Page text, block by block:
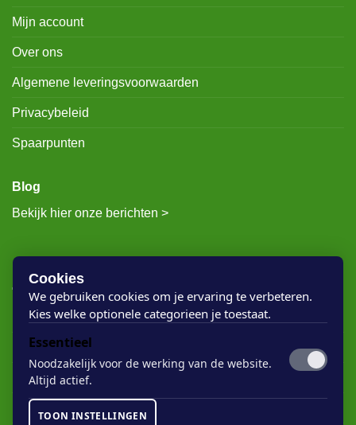
Mijn account
Over ons
Algemene leveringsvoorwaarden
Privacybeleid
Spaarpunten
Blog
Bekijk hier onze berichten >
Rigostep Skylt
Rubio Monocoat Oil Plus 2c
Houten vloer lak
Floorservice Onderhoudsolie
Cookies
We gebruiken cookies om je ervaring te verbeteren.
Kies welke optionele categorieen je toestaat.
Essentieel
Noodzakelijk voor de werking van de website.
Altijd actief.
TOON INSTELLINGEN